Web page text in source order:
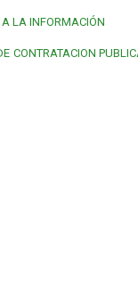
A LA INFORMACIÓN
CONTRATACION